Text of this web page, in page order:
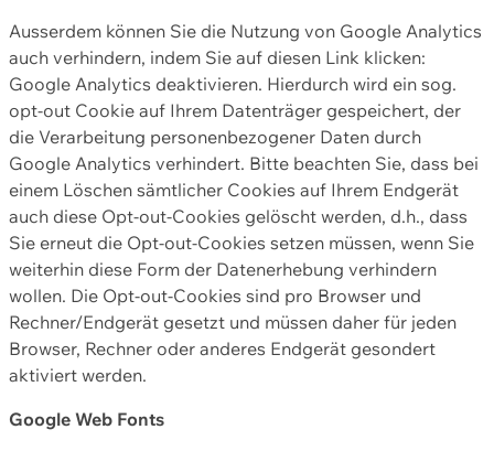
Ausserdem können Sie die Nutzung von Google Analytics
auch verhindern, indem Sie auf diesen Link klicken:
Google Analytics deaktivieren. Hierdurch wird ein sog.
opt-out Cookie auf Ihrem Datenträger gespeichert, der
die Verarbeitung personenbezogener Daten durch
Google Analytics verhindert. Bitte beachten Sie, dass bei
einem Löschen sämtlicher Cookies auf Ihrem Endgerät
auch diese Opt-out-Cookies gelöscht werden, d.h., dass
Sie erneut die Opt-out-Cookies setzen müssen, wenn Sie
weiterhin diese Form der Datenerhebung verhindern
wollen. Die Opt-out-Cookies sind pro Browser und
Rechner/Endgerät gesetzt und müssen daher für jeden
Browser, Rechner oder anderes Endgerät gesondert
aktiviert werden.
Google Web Fonts